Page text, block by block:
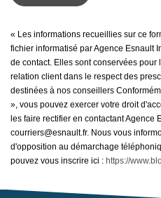
« Les informations recueillies sur ce
fichier informatisé par Agence Esnault
de contact. Elles sont conservées
relation client dans le respect des
destinées à nos conseillers
», vous pouvez exercer votre droit
les faire rectifier en contactant Agence
courriers@esnault.fr. Nous vous
d'opposition au démarchage
pouvez vous inscrire ici : https://